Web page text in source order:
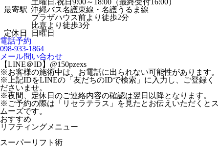
土曜日.祝日9:00～18:00（最終受付16:00）
最寄駅 沖縄バス名護東線・名護うるま線
プラザハウス前より徒歩2分
比嘉より徒歩3分
定休日
日曜日
電話予約
098-933-1864
メール問い合わせ
【LINE＠ID】@150pzexs
※お客様の施術中は、お電話に出られない可能性があります。
※上記IDをLINEの「友だちのIDで検索」に入力し、ご登録く
ださいませ。
※夜間、定休日のご連絡内容の確認は翌日以降となります。
※ご予約の際は「リセラテラス」を見たとお伝えいただくとス
ムーズです。
おすすめ
リフティングメニュー
スーパーリフト術